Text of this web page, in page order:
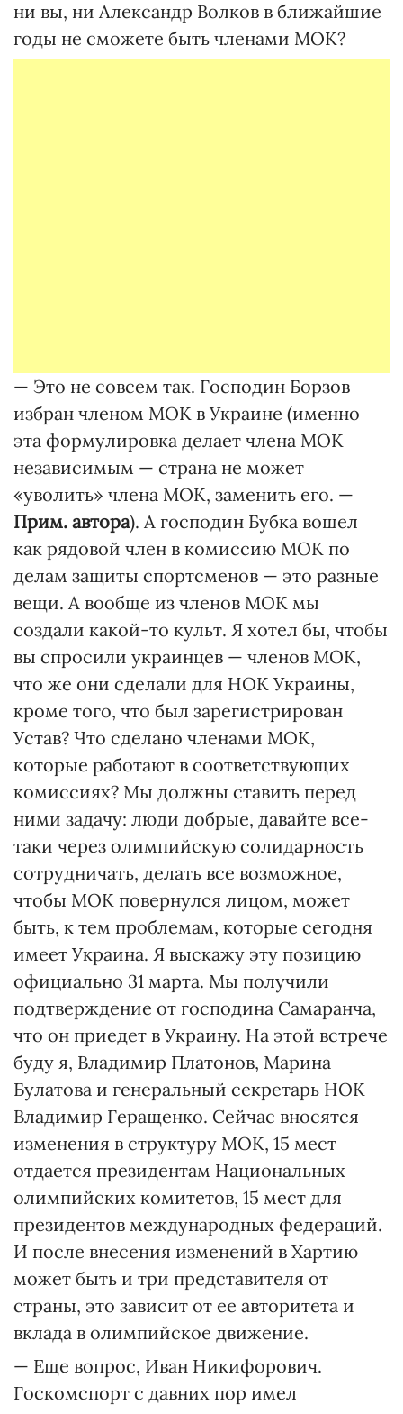
ни вы, ни Александр Волков в ближайшие
годы не сможете быть членами МОК?
— Это не совсем так. Господин Борзов
избран членом МОК в Украине (именно
эта формулировка делает члена МОК
независимым — страна не может
«уволить» члена МОК, заменить его. —
Прим. автора). А господин Бубка вошел
как рядовой член в комиссию МОК по
делам защиты спортсменов — это разные
вещи. А вообще из членов МОК мы
создали какой-то культ. Я хотел бы, чтобы
вы спросили украинцев — членов МОК,
что же они сделали для НОК Украины,
кроме того, что был зарегистрирован
Устав? Что сделано членами МОК,
которые работают в соответствующих
комиссиях? Мы должны ставить перед
ними задачу: люди добрые, давайте все-
таки через олимпийскую солидарность
сотрудничать, делать все возможное,
чтобы МОК повернулся лицом, может
быть, к тем проблемам, которые сегодня
имеет Украина. Я выскажу эту позицию
официально 31 марта. Мы получили
подтверждение от господина Самаранча,
что он приедет в Украину. На этой встрече
буду я, Владимир Платонов, Марина
Булатова и генеральный секретарь НОК
Владимир Геращенко. Сейчас вносятся
изменения в структуру МОК, 15 мест
отдается президентам Национальных
олимпийских комитетов, 15 мест для
президентов международных федераций.
И после внесения изменений в Хартию
может быть и три представителя от
страны, это зависит от ее авторитета и
вклада в олимпийское движение.
— Еще вопрос, Иван Никифорович.
Госкомспорт с давних пор имел